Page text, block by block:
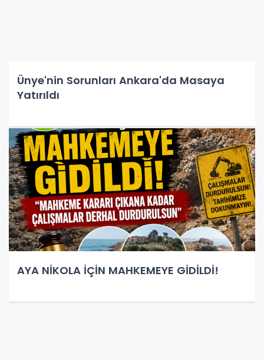
Ünye'nin Sorunları Ankara'da Masaya
Yatırıldı
AYA NİKOLA İÇİN MAHKEMEYE GİDİLDİ!